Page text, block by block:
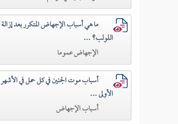
ما هي أسباب الإجهاض المتكرر بعد إزالة
اللولب؟ ...
الإجهاض عموما
أسباب موت الجنين في كل حمل في الأشهر
الأولى ...
أسباب الإجهاض